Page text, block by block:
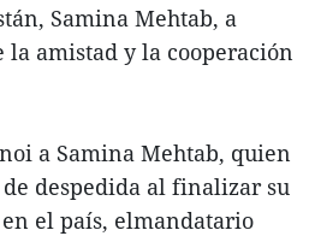
Samina Mehtab, a
amistad y la cooperación
a Samina Mehtab, quien
despedida al finalizar su
el país, elmandatario